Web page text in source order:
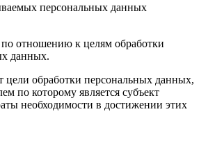
персональных данных
по отношению к целям обработки
данных.
цели обработки персональных данных,
по которому является субъект
необходимости в достижении этих